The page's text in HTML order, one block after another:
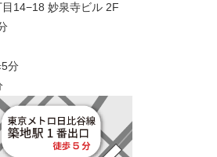
14−18 妙泉寺ビル 2F
分